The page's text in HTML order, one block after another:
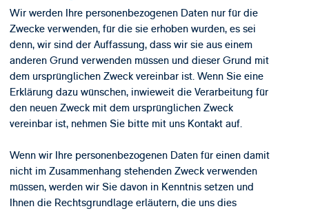
Wir werden Ihre personenbezogenen Daten nur für die
Zwecke verwenden, für die sie erhoben wurden, es sei
denn, wir sind der Auffassung, dass wir sie aus einem
anderen Grund verwenden müssen und dieser Grund mit
dem ursprünglichen Zweck vereinbar ist. Wenn Sie eine
Erklärung dazu wünschen, inwieweit die Verarbeitung für
den neuen Zweck mit dem ursprünglichen Zweck
vereinbar ist, nehmen Sie bitte mit uns Kontakt auf.
Wenn wir Ihre personenbezogenen Daten für einen damit
nicht im Zusammenhang stehenden Zweck verwenden
müssen, werden wir Sie davon in Kenntnis setzen und
Ihnen die Rechtsgrundlage erläutern, die uns dies